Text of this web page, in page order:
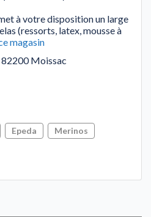
à votre disposition un large
(ressorts, latex, mousse à
magasin
82200 Moissac
Epeda
Merinos